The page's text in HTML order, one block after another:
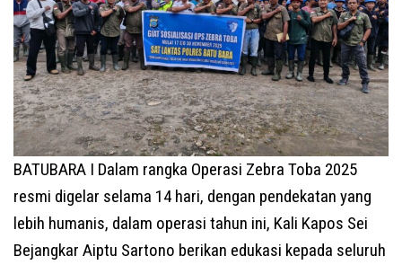
BATUBARA I Dalam rangka Operasi Zebra Toba 2025
resmi digelar selama 14 hari, dengan pendekatan yang
lebih humanis, dalam operasi tahun ini, Kali Kapos Sei
Bejangkar Aiptu Sartono berikan edukasi kepada seluruh